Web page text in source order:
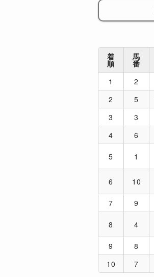
着
順
馬
番
1
2
2
5
3
3
4
6
5 1
6 10
7 9
8 4
9 8
10
7